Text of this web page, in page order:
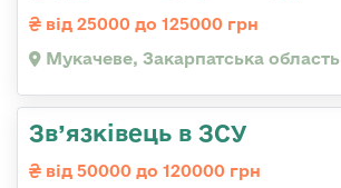
від 25000 до 125000 грн
Мукачеве, Закарпатська область
Зв’язківець в ЗСУ
від 50000 до 120000 грн